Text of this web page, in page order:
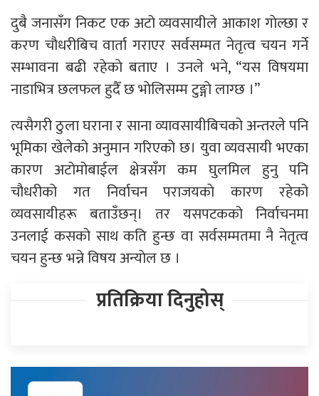
दुबै जनासँग निकट एक अटो व्यवसायीले आकाश गाेल्छा र
करण चाैधरीबिच वार्ता गराएर सर्वसम्मत नेतृत्व चयन गर्ने
सम्भावना बढी रहेकाे बताए । उनले भने, “यस विषयमा
नाडाभित्र छलफल हुदैँ छ भाेलिसम्म टुङ्गाे लाग्छ ।”
त्यसैगरी ठुला घराना र साना व्यावसायीबिचको अन्तरले पनि
भूमिका खेलेको अनुमान गरिएको छ। युवा व्यवसायी भएका
कारण अटोमोबाईल क्षेत्रसँग कम घुलमिल हुनु पनि
चौधरीको गत निर्वाचन पराजयकाे कारण रहेको
व्यवसायीहरू बताउँछन्। तर यसपटकको निर्वाचनमा
उनलाई कसको साथ कति हुन्छ वा सर्वसम्मतमा नै नेतृत्व
चयन हुन्छ भन्ने विषय अन्याेल छ ।
प्रतिक्रिया दिनुहोस्